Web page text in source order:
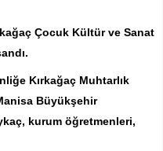
Çocuk Kültür ve Sanat
Kırkağaç Muhtarlık
Büyükşehir
kurum öğretmenleri,